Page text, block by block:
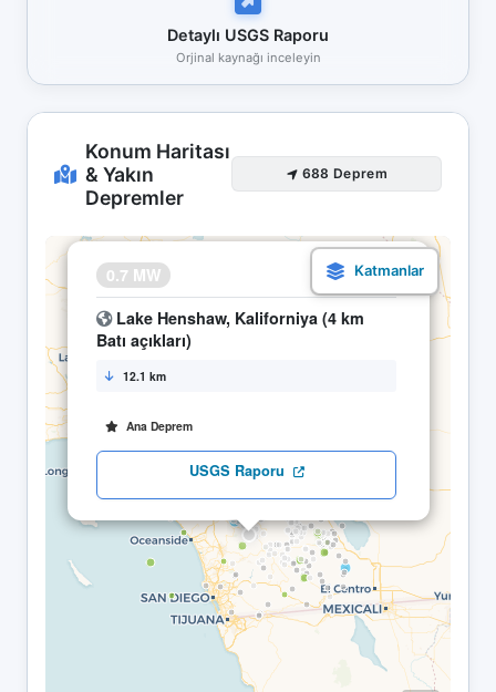
Detaylı USGS Raporu
Orjinal kaynağı inceleyin
Konum Haritası
& Yakın
Depremler
688 Deprem
0.7 MW 08.05 04:57
Lake Henshaw, Kaliforniya (4 km
Batı açıkları)
12.1 km
Ana Deprem
USGS Raporu
×